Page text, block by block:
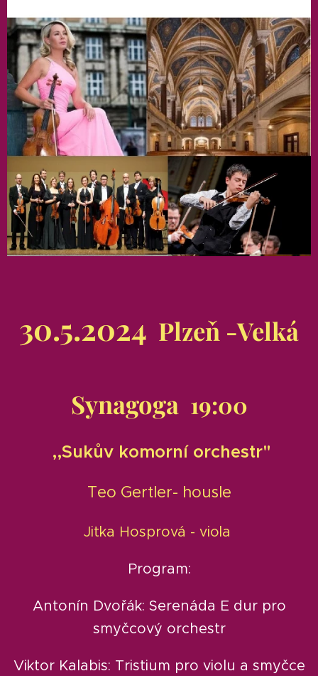
30.5.2024 Plzeň -Velká
Synagoga 19:00
,,Sukův komorní orchestr"
Teo Gertler- housle
Jitka Hosprová - viola
Program:
Antonín Dvořák: Serenáda E dur pro
smyčcový orchestr
Viktor Kalabis: Tristium pro violu a smyčce